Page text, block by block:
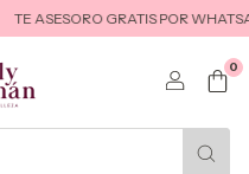
TE ASESORO GRATIS POR WHATSAPP
0